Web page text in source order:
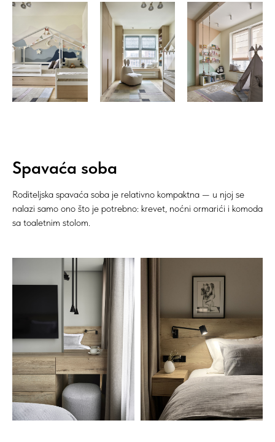
Spavaća soba
Roditeljska spavaća soba je relativno kompaktna — u njoj se
nalazi samo ono što je potrebno: krevet, noćni ormarići i komoda
sa toaletnim stolom.